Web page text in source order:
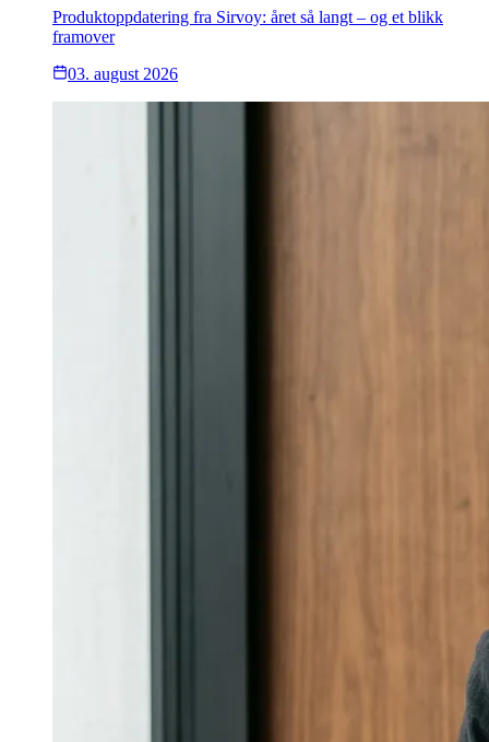
Produktoppdatering fra Sirvoy: året så langt – og et blikk
framover
03. august 2026